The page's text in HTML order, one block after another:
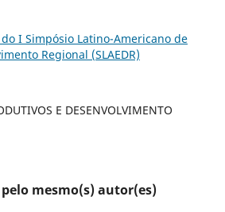
I Simpósio Latino-Americano de
Regional (SLAEDR)
E DESENVOLVIMENTO
mesmo(s) autor(es)